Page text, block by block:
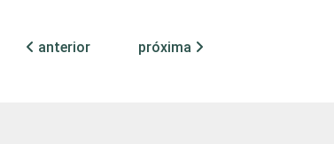
Fins Lucrativos 2016
anterior próxima